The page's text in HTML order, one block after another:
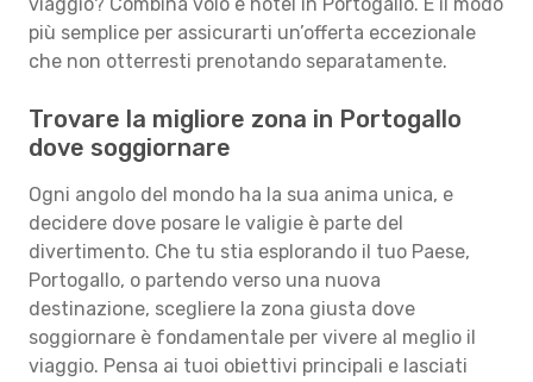
più semplice per assicurarti un’offerta eccezionale
che non otterresti prenotando separatamente.
Trovare la migliore zona in Portogallo
dove soggiornare
Ogni angolo del mondo ha la sua anima unica, e
decidere dove posare le valigie è parte del
divertimento. Che tu stia esplorando il tuo Paese,
Portogallo, o partendo verso una nuova
destinazione, scegliere la zona giusta dove
soggiornare è fondamentale per vivere al meglio il
viaggio. Pensa ai tuoi obiettivi principali e lasciati